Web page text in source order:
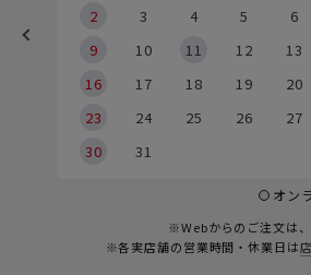
2
3 4 5 6
9
10 11 12 13
16
17 18 19 20
23
24 25 26 27
30
31
オン
※Webからのご注文は
※各実店舗の営業時間・休業日は